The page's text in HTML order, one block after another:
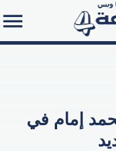
Search
إمام في